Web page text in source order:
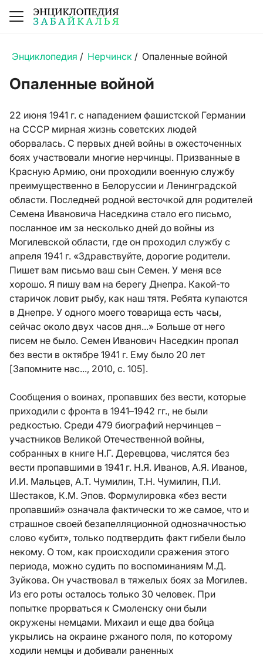
Энциклопедия / Нерчинск / Опаленные войной
Опаленные войной
22 июня 1941 г. с нападением фашистской Германии
на СССР мирная жизнь советских людей
оборвалась. С первых дней войны в ожесточенных
боях участвовали многие нерчинцы. Призванные в
Красную Армию, они проходили военную службу
преимущественно в Белоруссии и Ленинградской
области. Последней родной весточкой для родителей
Семена Ивановича Наседкина стало его письмо,
посланное им за несколько дней до войны из
Могилевской области, где он проходил службу с
апреля 1941 г. «Здравствуйте, дорогие родители.
Пишет вам письмо ваш сын Семен. У меня все
хорошо. Я пишу вам на берегу Днепра. Какой-то
старичок ловит рыбу, как наш тятя. Ребята купаются
в Днепре. У одного моего товарища есть часы,
сейчас около двух часов дня...» Больше от него
писем не было. Семен Иванович Наседкин пропал
без вести в октябре 1941 г. Ему было 20 лет
[Запомните нас..., 2010, с. 105].
Сообщения о воинах, пропавших без вести, которые
приходили с фронта в 1941–1942 гг., не были
редкостью. Среди 479 биографий нерчинцев –
участников Великой Отечественной войны,
собранных в книге Н.Г. Деревцова, числятся без
вести пропавшими в 1941 г. Н.Я. Иванов, А.Я. Иванов,
И.И. Мальцев, А.Т. Чумилин, Т.Н. Чумилин, П.И.
Шестаков, К.М. Эпов. Формулировка «без вести
пропавший» означала фактически то же самое, что и
страшное своей безапелляционной однозначностью
слово «убит», только подтвердить факт гибели было
некому. О том, как происходили сражения этого
периода, можно судить по воспоминаниям М.Д.
Зуйкова. Он участвовал в тяжелых боях за Могилев.
Из его роты осталось только 30 человек. При
попытке прорваться к Смоленску они были
окружены немцами. Михаил и еще два бойца
укрылись на окраине ржаного поля, по которому
ходили немцы и добивали раненных